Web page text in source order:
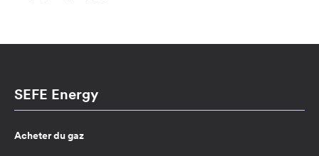
SEFE Energy
Acheter du gaz